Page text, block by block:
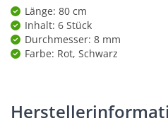
Länge: 80 cm
Inhalt: 6 Stück
Durchmesser: 8 mm
Farbe: Rot, Schwarz